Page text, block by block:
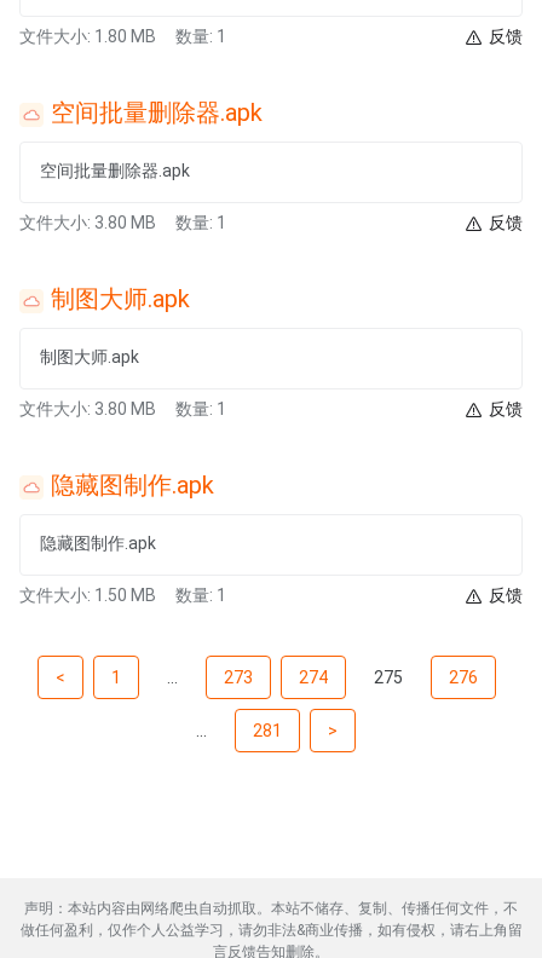
文件大小: 1.80 MB 数量: 1 反馈
空间批量删除器.apk
空间批量删除器.apk
文件大小: 3.80 MB 数量: 1 反馈
制图大师.apk
制图大师.apk
文件大小: 3.80 MB 数量: 1 反馈
隐藏图制作.apk
隐藏图制作.apk
文件大小: 1.50 MB 数量: 1 反馈
< 1 273 274 275 276
281 >
声明：本站内容由网络爬虫自动抓取。本站不储存、复制、传播任何文件，不
做任何盈利，仅作个人公益学习，请勿非法&商业传播，如有侵权，请右上角留
言反馈告知删除。